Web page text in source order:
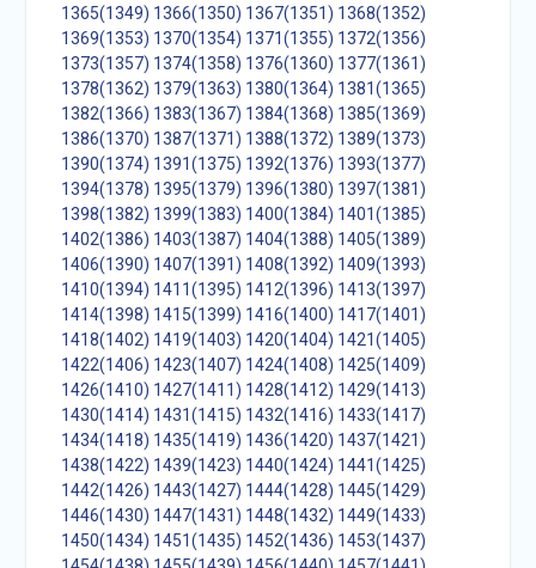
1365(1349) 1366(1350) 1367(1351) 1368(1352)
1369(1353) 1370(1354) 1371(1355) 1372(1356)
1373(1357) 1374(1358) 1376(1360) 1377(1361)
1378(1362) 1379(1363) 1380(1364) 1381(1365)
1382(1366) 1383(1367) 1384(1368) 1385(1369)
1386(1370) 1387(1371) 1388(1372) 1389(1373)
1390(1374) 1391(1375) 1392(1376) 1393(1377)
1394(1378) 1395(1379) 1396(1380) 1397(1381)
1398(1382) 1399(1383) 1400(1384) 1401(1385)
1402(1386) 1403(1387) 1404(1388) 1405(1389)
1406(1390) 1407(1391) 1408(1392) 1409(1393)
1410(1394) 1411(1395) 1412(1396) 1413(1397)
1414(1398) 1415(1399) 1416(1400) 1417(1401)
1418(1402) 1419(1403) 1420(1404) 1421(1405)
1422(1406) 1423(1407) 1424(1408) 1425(1409)
1426(1410) 1427(1411) 1428(1412) 1429(1413)
1430(1414) 1431(1415) 1432(1416) 1433(1417)
1434(1418) 1435(1419) 1436(1420) 1437(1421)
1438(1422) 1439(1423) 1440(1424) 1441(1425)
1442(1426) 1443(1427) 1444(1428) 1445(1429)
1446(1430) 1447(1431) 1448(1432) 1449(1433)
1450(1434) 1451(1435) 1452(1436) 1453(1437)